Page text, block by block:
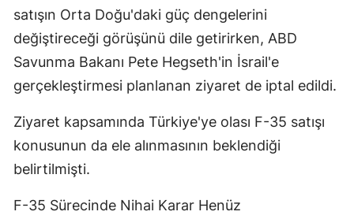
satışın Orta Doğu'daki güç dengelerini
değiştireceği görüşünü dile getirirken, ABD
Savunma Bakanı Pete Hegseth'in İsrail'e
gerçekleştirmesi planlanan ziyaret de iptal edildi.
Ziyaret kapsamında Türkiye'ye olası F-35 satışı
konusunun da ele alınmasının beklendiği
belirtilmişti.
F-35 Sürecinde Nihai Karar Henüz